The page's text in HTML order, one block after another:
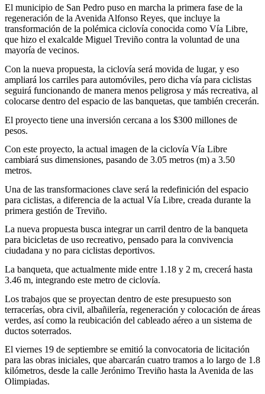
El municipio de San Pedro puso en marcha la primera fase de la
regeneración de la Avenida Alfonso Reyes, que incluye la
transformación de la polémica ciclovía conocida como Vía Libre,
que hizo el exalcalde Miguel Treviño contra la voluntad de una
mayoría de vecinos.
Con la nueva propuesta, la ciclovía será movida de lugar, y eso
ampliará los carriles para automóviles, pero dicha vía para ciclistas
seguirá funcionando de manera menos peligrosa y más recreativa, al
colocarse dentro del espacio de las banquetas, que también crecerán.
El proyecto tiene una inversión cercana a los $300 millones de
pesos.
Con este proyecto, la actual imagen de la ciclovía Vía Libre
cambiará sus dimensiones, pasando de 3.05 metros (m) a 3.50
metros.
Una de las transformaciones clave será la redefinición del espacio
para ciclistas, a diferencia de la actual Vía Libre, creada durante la
primera gestión de Treviño.
La nueva propuesta busca integrar un carril dentro de la banqueta
para bicicletas de uso recreativo, pensado para la convivencia
ciudadana y no para ciclistas deportivos.
La banqueta, que actualmente mide entre 1.18 y 2 m, crecerá hasta
3.46 m, integrando este metro de ciclovía.
Los trabajos que se proyectan dentro de este presupuesto son
terracerías, obra civil, albañilería, regeneración y colocación de áreas
verdes, así como la reubicación del cableado aéreo a un sistema de
ductos soterrados.
El viernes 19 de septiembre se emitió la convocatoria de licitación
para las obras iniciales, que abarcarán cuatro tramos a lo largo de 1.8
kilómetros, desde la calle Jerónimo Treviño hasta la Avenida de las
Olimpiadas.